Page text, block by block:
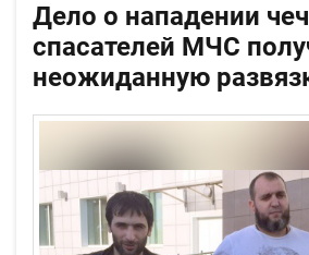
Дело о нападении
спасателей МЧС
неожиданную